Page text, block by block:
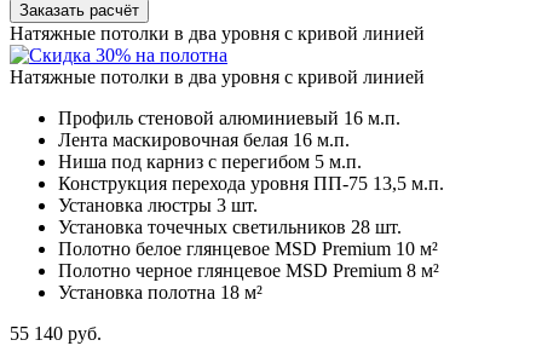
Заказать расчёт
Натяжные потолки в два уровня с кривой линией
Натяжные потолки в два уровня с кривой линией
Профиль стеновой алюминиевый 16 м.п.
Лента маскировочная белая 16 м.п.
Ниша под карниз с перегибом 5 м.п.
Конструкция перехода уровня ПП-75 13,5 м.п.
Установка люстры 3 шт.
Установка точечных светильников 28 шт.
Полотно белое глянцевое MSD Premium 10 м²
Полотно черное глянцевое MSD Premium 8 м²
Установка полотна 18 м²
55 140 руб.